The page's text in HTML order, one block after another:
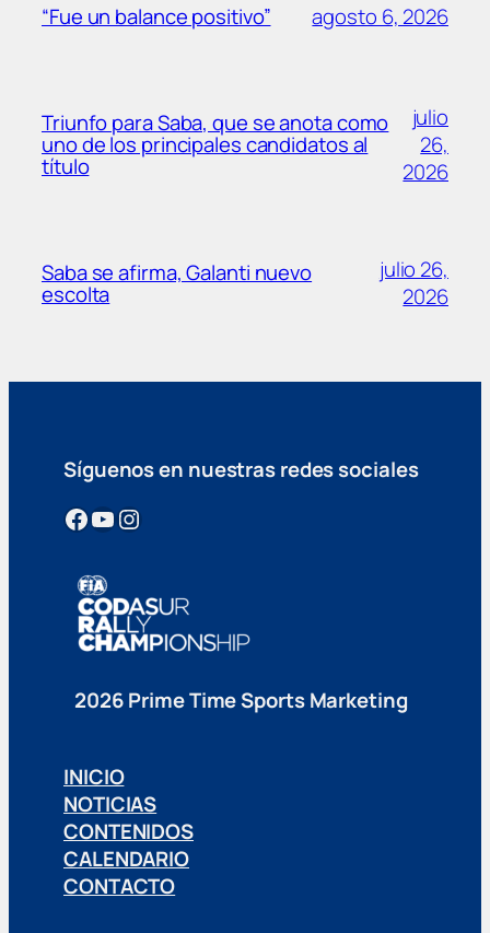
“Fue un balance positivo” agosto 6, 2026
Triunfo para Saba, que se anota como
uno de los principales candidatos al
título
julio
26,
2026
Saba se afirma, Galanti nuevo
escolta
julio 26,
2026
Síguenos en nuestras redes sociales
Facebook YouTube Instagram
2026 Prime Time Sports Marketing
INICIO
NOTICIAS
CONTENIDOS
CALENDARIO
CONTACTO